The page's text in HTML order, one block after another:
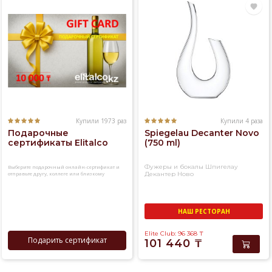
Купили 1973 раз
Подарочные
сертификаты Elitalco
Выберите подарочный онлайн-сертификат и
отправьте другу, коллеге или близкому
Подарить сертификат
Купили 4 раза
Spiegelau Decanter Novo
(750 ml)
Фужеры и бокалы Шпигелау
Декантер Ново
НАШ РЕСТОРАН
Elite Club: 96 368 ₸
101 440 ₸